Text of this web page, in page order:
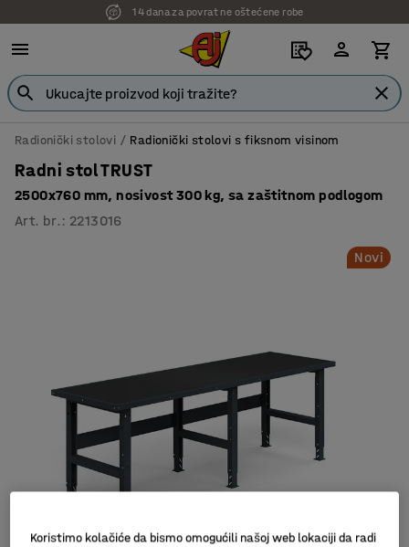
7 godina garancije
Radionički stolovi Radionički stolovi s fiksnom visinom
Radni stol TRUST
2500x760 mm, nosivost 300 kg, sa zaštitnom podlogom
Art. br. : 2213016
Novi
Koristimo kolačiće da bismo omogućili našoj web lokaciji da radi